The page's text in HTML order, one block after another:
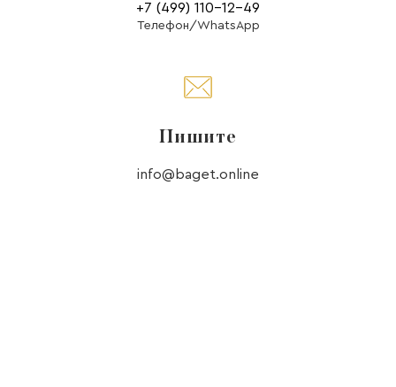
+7 (499) 110-12-49
Телефон/WhatsApp
Пишите
info@baget.online